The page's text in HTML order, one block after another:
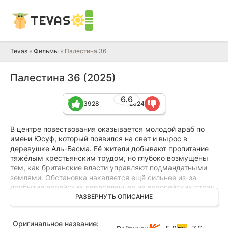
TEVAS
Tevas » Фильмы » Палестина 36
Палестина 36 (2025)
6.6
3928 2024
В центре повествования оказывается молодой араб по
имени Юсуф, который появился на свет и вырос в
деревушке Аль-Басма. Её жители добывают пропитание
тяжёлым крестьянским трудом, но глубоко возмущены
тем, как британские власти управляют подмандатными
землями. Обстановка накаляется ещё сильнее из-за
прибытия еврейских переселенцев из европейских стран,
стремящихся основать независимое государство на
своей исторической родине. Хотя они щедро платят и
вызывает у коренного населения гнев и неприятие. Юсуфу
РАЗВЕРНУТЬ ОПИСАНИЕ
Оригинальное название: